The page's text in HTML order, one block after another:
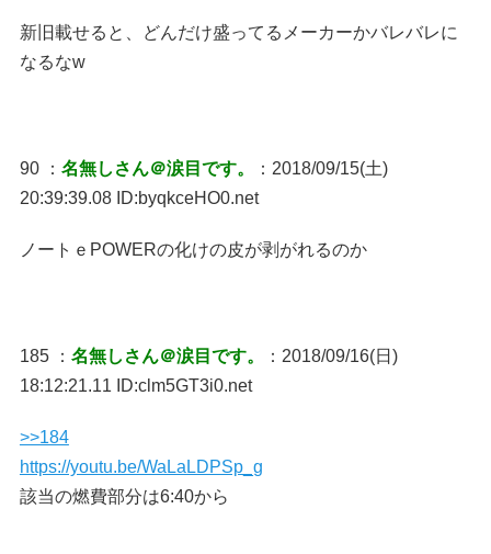
新旧載せると、どんだけ盛ってるメーカーかバレバレに
なるなw
90 ： 名無しさん＠涙目です。
：2018/09/15(土)
20:39:39.08 ID:byqkceHO0.net
ノートｅPOWERの化けの皮が剥がれるのか
185 ： 名無しさん＠涙目です。
：2018/09/16(日)
18:12:21.11 ID:clm5GT3i0.net
>>184
https://youtu.be/WaLaLDPSp_g
該当の燃費部分は6:40から